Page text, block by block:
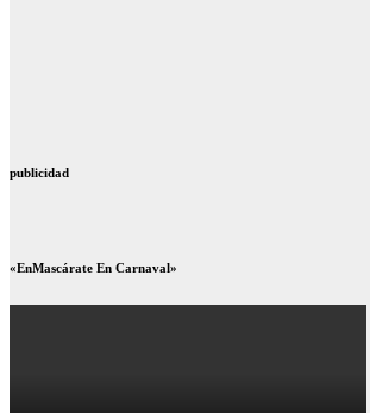
publicidad
«EnMascárate En Carnaval»